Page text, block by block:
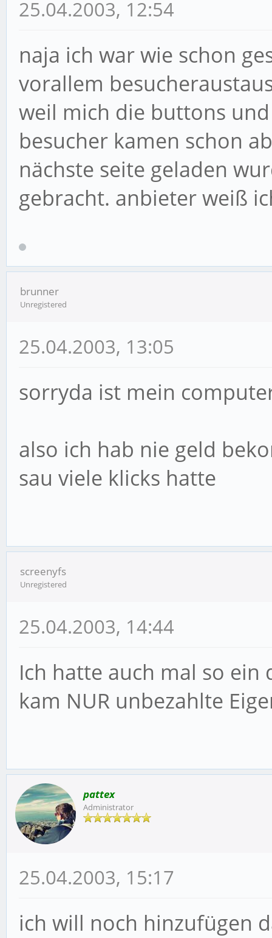
25.04.2003, 12:54
naja ich war wie schon
vorallem
weil mich die buttons
besucher kamen schon
nächste seite geladen
gebracht. anbieter weiß
brunner
Unregistered
25.04.2003, 13:05
sorryda ist mein
also ich hab nie geld
sau viele klicks hatte
screenyfs
Unregistered
25.04.2003, 14:44
Ich hatte auch mal so ein
kam NUR unbezahlte
pattex
Administrator
25.04.2003, 15:17
ich will noch hinzufügen